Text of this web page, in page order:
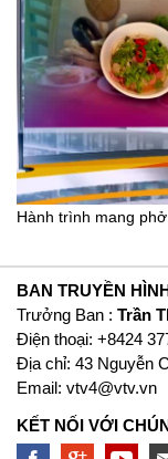
Hành trình mang
BAN TRUYỀN
Trưởng Ban : Trần
Ðiện thoại: +8424
Địa chỉ: 43 Nguyễn
Email: vtv4@vtv.vn
KẾT NỐI VỚI